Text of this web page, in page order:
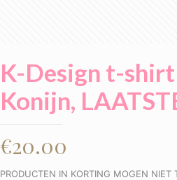
K-Design t-
Konijn,
€20.00
PRODUCTEN IN KORTING MOGEN NIET